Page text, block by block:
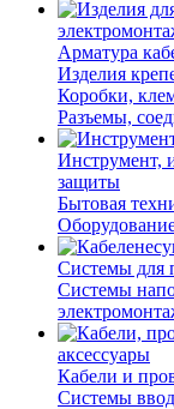
Арматура
Изделия
Коробки,
Разъемы,
Инструмент,
защиты
Бытовая
Системы для
Системы
аксессуары
Кабели и
Системы